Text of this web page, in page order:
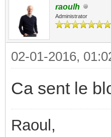
raoulh
Administrator
02-01-2016,
Ca sent le
Raoul,